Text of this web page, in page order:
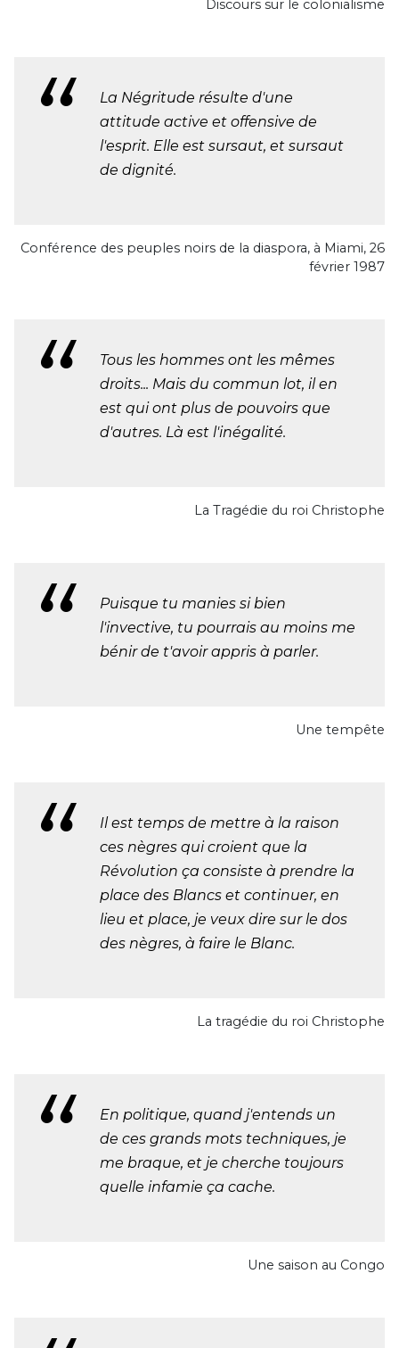
Discours sur le colonialisme
La Négritude résulte d'une
attitude active et offensive de
l'esprit. Elle est sursaut, et sursaut
de dignité.
Conférence des peuples noirs de la diaspora, à Miami, 26
février 1987
Tous les hommes ont les mêmes
droits... Mais du commun lot, il en
est qui ont plus de pouvoirs que
d'autres. Là est l'inégalité.
La Tragédie du roi Christophe
Puisque tu manies si bien
l'invective, tu pourrais au moins me
bénir de t'avoir appris à parler.
Une tempête
Il est temps de mettre à la raison
ces nègres qui croient que la
Révolution ça consiste à prendre la
place des Blancs et continuer, en
lieu et place, je veux dire sur le dos
des nègres, à faire le Blanc.
La tragédie du roi Christophe
En politique, quand j'entends un
de ces grands mots techniques, je
me braque, et je cherche toujours
quelle infamie ça cache.
Une saison au Congo